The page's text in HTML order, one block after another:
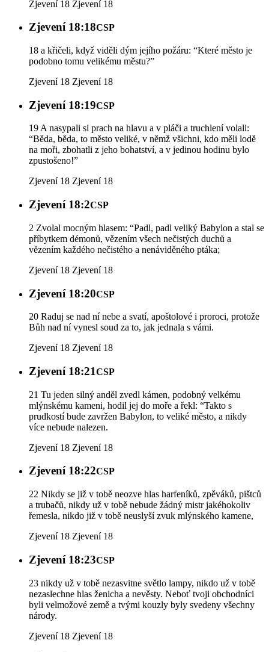
Zjevení 18 Zjevení 18
Zjevení 18:18CSP
18 a křičeli, když viděli dým jejího požáru: “Které město je
podobno tomu velikému městu?”
Zjevení 18 Zjevení 18
Zjevení 18:19CSP
19 A nasypali si prach na hlavu a v pláči a truchlení volali:
“Běda, běda, to město veliké, v němž všichni, kdo měli lodě
na moři, zbohatli z jeho bohatství, a v jedinou hodinu bylo
zpustošeno!”
Zjevení 18 Zjevení 18
Zjevení 18:2CSP
2 Zvolal mocným hlasem: “Padl, padl veliký Babylon a stal se
příbytkem démonů, vězením všech nečistých duchů a
vězením každého nečistého a nenáviděného ptáka;
Zjevení 18 Zjevení 18
Zjevení 18:20CSP
20 Raduj se nad ní nebe a svatí, apoštolové i proroci, protože
Bůh nad ní vynesl soud za to, jak jednala s vámi.
Zjevení 18 Zjevení 18
Zjevení 18:21CSP
21 Tu jeden silný anděl zvedl kámen, podobný velkému
mlýnskému kameni, hodil jej do moře a řekl: “Takto s
prudkostí bude zavržen Babylon, to veliké město, a nikdy
více nebude nalezen.
Zjevení 18 Zjevení 18
Zjevení 18:22CSP
22 Nikdy se již v tobě neozve hlas harfeníků, zpěváků, pištců
a trubačů, nikdy už v tobě nebude žádný mistr jakéhokoliv
řemesla, nikdo již v tobě neuslyší zvuk mlýnského kamene,
Zjevení 18 Zjevení 18
Zjevení 18:23CSP
23 nikdy už v tobě nezasvitne světlo lampy, nikdo už v tobě
nezaslechne hlas ženicha a nevěsty. Neboť tvoji obchodníci
byli velmožové země a tvými kouzly byly svedeny všechny
národy.
Zjevení 18 Zjevení 18